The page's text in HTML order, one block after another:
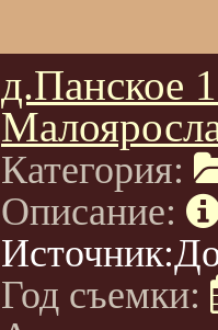
д.Панское
Категория:
Описание:
Год съемки: